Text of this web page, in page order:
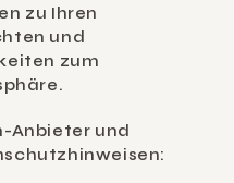
zu Ihren
und
zum
Anbieter und